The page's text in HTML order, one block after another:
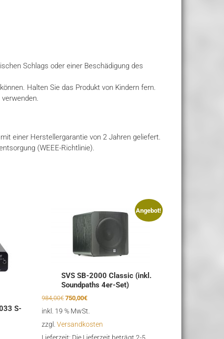
Schlags oder einer Beschädigung des
Halten Sie das Produkt von Kindern fern.
einer Herstellergarantie von 2 Jahren geliefert.
(WEEE-Richtlinie).
S-
Angebot!
SVS SB-2000 Classic (inkl.
Soundpaths 4er-Set)
984,00€Ursprünglicher
Preis
984,00€
750,00€Aktueller
750,00€.
inkl. 19 % MwSt.
zzgl.Versandkosten